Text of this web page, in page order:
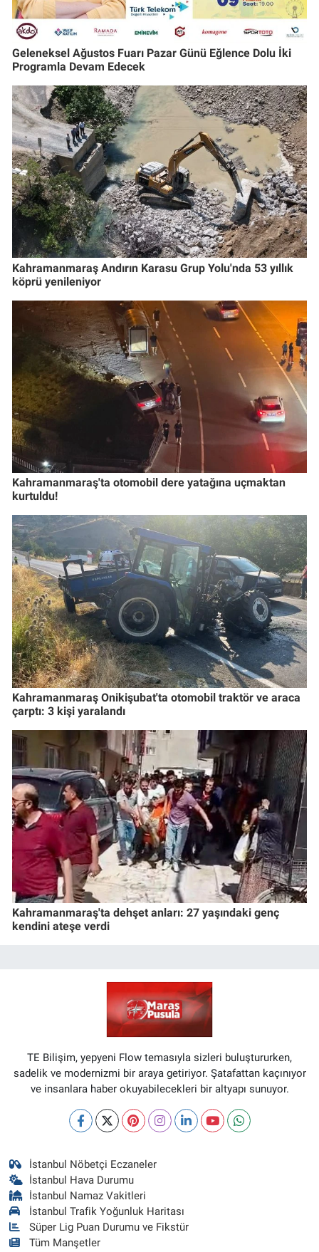
Geleneksel Ağustos Fuarı Pazar Günü Eğlence Dolu İki
Programla Devam Edecek
Kahramanmaraş Andırın Karasu Grup Yolu'nda 53 yıllık
köprü yenileniyor
Kahramanmaraş'ta otomobil dere yatağına uçmaktan
kurtuldu!
Kahramanmaraş Onikişubat'ta otomobil traktör ve araca
çarptı: 3 kişi yaralandı
Kahramanmaraş'ta dehşet anları: 27 yaşındaki genç
kendini ateşe verdi
TE Bilişim, yepyeni Flow temasıyla sizleri buluştururken,
sadelik ve modernizmi bir araya getiriyor. Şatafattan kaçınıyor
ve insanlara haber okuyabilecekleri bir altyapı sunuyor.
İstanbul Nöbetçi Eczaneler
İstanbul Hava Durumu
İstanbul Namaz Vakitleri
İstanbul Trafik Yoğunluk Haritası
Süper Lig Puan Durumu ve Fikstür
Tüm Manşetler